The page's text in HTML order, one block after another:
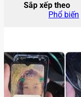
Sắp xếp theo
Phổ biến